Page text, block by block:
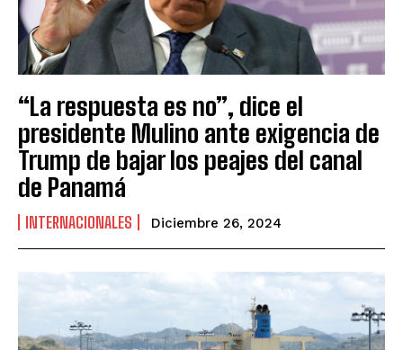
“La respuesta es no”, dice el
presidente Mulino ante exigencia de
Trump de bajar los peajes del canal
de Panamá
INTERNACIONALES Diciembre 26, 2024